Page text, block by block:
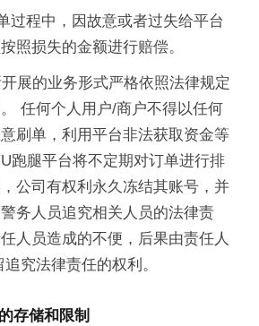
过程中，因故意或者过失给平台
照损失的金额进行赔偿。
展的业务形式严格依照法律规定
任何个人用户/商户不得以任何
刷单，利用平台非法获取资金等
跑腿平台将不定期对订单进行排
公司有权利永久冻结其账号，并
务人员追究相关人员的法律责
人员造成的不便，后果由责任人
究法律责任的权利。
存储和限制